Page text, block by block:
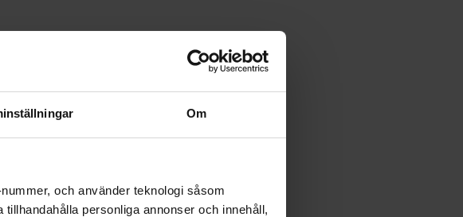
Om
och använder teknologi såsom
personliga annonser och innehåll,